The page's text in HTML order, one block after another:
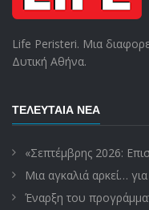
Life Peristeri. Μια
Δυτική Αθήνα.
ΤΕΛΕΥΤΑΊΑ ΝΈΑ
«Σεπτέμβρης 2026:
Μια αγκαλιά αρκεί…
Έναρξη του